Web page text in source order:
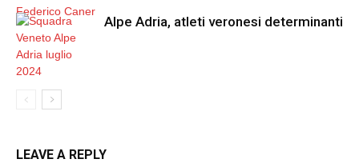
Alpe Adria, atleti veronesi determinanti
LEAVE A REPLY